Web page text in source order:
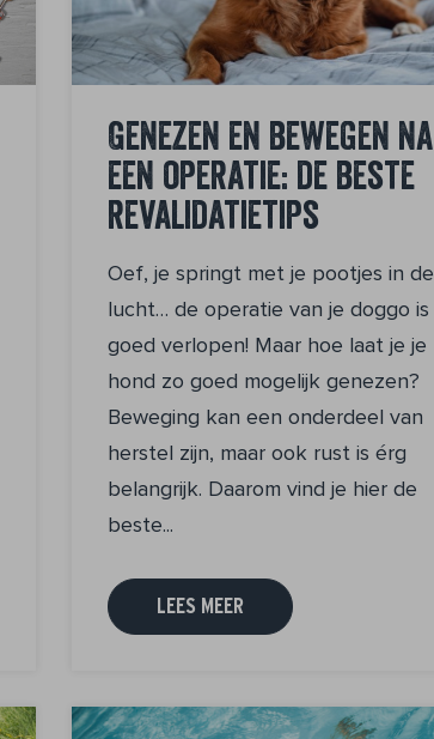
Genezen en bewegen na
een operatie: de beste
revalidatietips
Oef, je springt met je pootjes in de
lucht… de operatie van je doggo is
goed verlopen! Maar hoe laat je je
hond zo goed mogelijk genezen?
Beweging kan een onderdeel van
herstel zijn, maar ook rust is érg
belangrijk. Daarom vind je hier de
beste...
LEES MEER